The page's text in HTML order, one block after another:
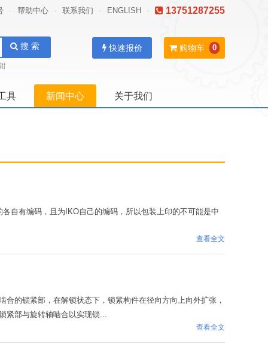
- 帮助中心 - 联系我们 - ENGLISH - 13751287255
搜 索 购物车 0
快速报价
具 新闻中心 关于我们
自有编码，且为IKO自己的编码，所以包装上印的不可能是中
查看全文
的锁紧部，在解锁状态下，锁紧构件在径向方向上向外扩张，
紧部与旋转轴啮合以实现锁...
查看全文